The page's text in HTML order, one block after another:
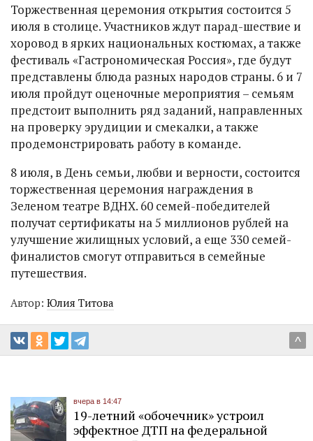
Торжественная церемония открытия состоится 5
июля в столице. Участников ждут парад-шествие и
хоровод в ярких национальных костюмах, а также
фестиваль «Гастрономическая Россия», где будут
представлены блюда разных народов страны. 6 и 7
июля пройдут оценочные мероприятия – семьям
предстоит выполнить ряд заданий, направленных
на проверку эрудиции и смекалки, а также
продемонстрировать работу в команде.
8 июля, в День семьи, любви и верности, состоится
торжественная церемония награждения в
Зеленом театре ВДНХ. 60 семей-победителей
получат сертификаты на 5 миллионов рублей на
улучшение жилищных условий, а еще 330 семей-
финалистов смогут отправиться в семейные
путешествия.
Автор: Юлия Титова
^
вчера в 14:47
19-летний «обочечник» устроил
эффектное ДТП на федеральной